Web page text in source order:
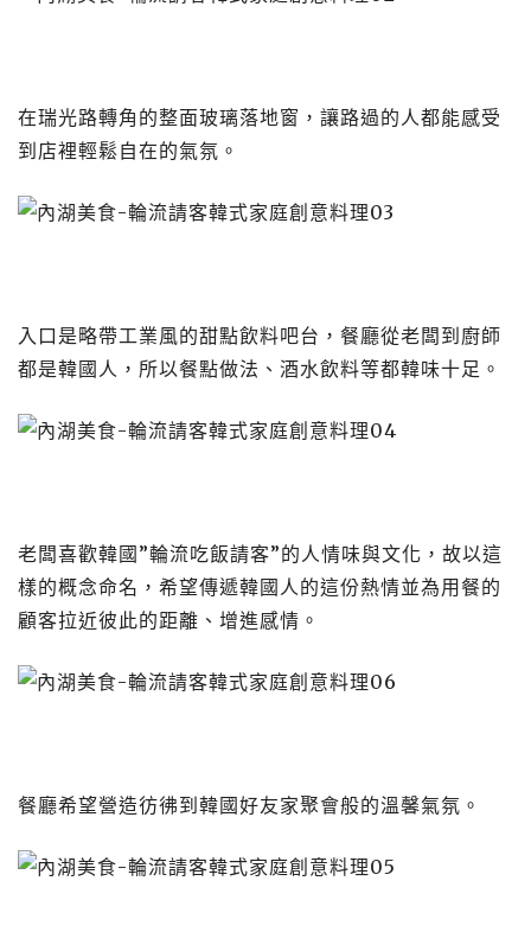
在瑞光路轉角的整面玻璃落地窗，讓路過的人都能感受
到店裡輕鬆自在的氣氛。
入口是略帶工業風的甜點飲料吧台，餐廳從老闆到廚師
都是韓國人，所以餐點做法、酒水飲料等都韓味十足。
老闆喜歡韓國”輪流吃飯請客”的人情味與文化，故以這
樣的概念命名，希望傳遞韓國人的這份熱情並為用餐的
顧客拉近彼此的距離、增進感情。
餐廳希望營造彷彿到韓國好友家聚會般的溫馨氣氛。